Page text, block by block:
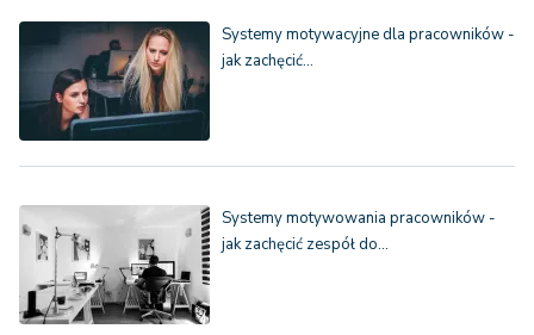
Systemy motywacyjne dla pracowników -
jak zachęcić…
Systemy motywowania pracowników -
jak zachęcić zespół do…